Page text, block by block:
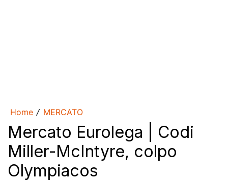
Home / MERCATO
Mercato Eurolega | Codi
Miller-McIntyre, colpo
Olympiacos